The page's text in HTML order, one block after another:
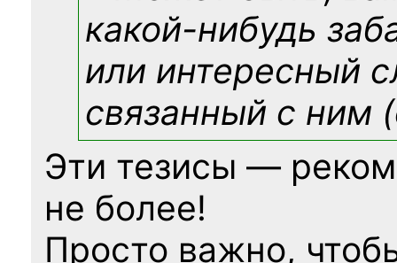
какой-нибудь
или интересный
связанный с ним
Эти тезисы —
не более!
Просто важно,